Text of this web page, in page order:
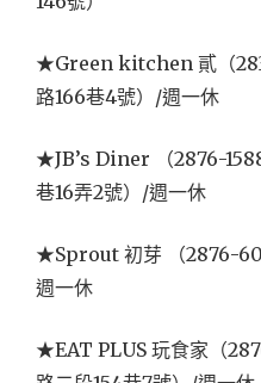
★Green kitchen 貳（
路166巷4號）/週一休
★JB’s Diner （2876-
巷16弄2號）/週一休
★Sprout 初芽 （2876-
週一休
★EAT PLUS 玩食家（